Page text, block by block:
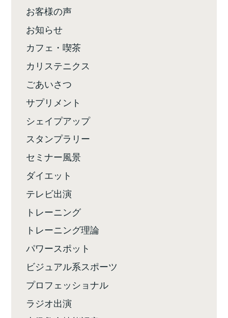
お客様の声
お知らせ
カフェ・喫茶
カリステニクス
ごあいさつ
サプリメント
シェイプアップ
スタンプラリー
セミナー風景
ダイエット
テレビ出演
トレーニング
トレーニング理論
パワースポット
ビジュアル系スポーツ
プロフェッショナル
ラジオ出演